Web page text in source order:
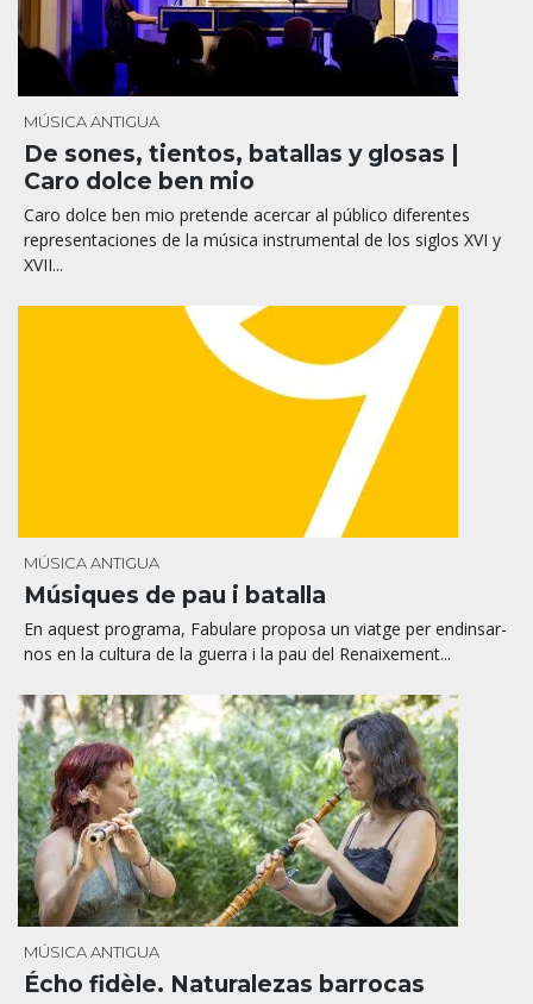
MÚSICA ANTIGUA
De sones, tientos, batallas y glosas |
Caro dolce ben mio
Caro dolce ben mio pretende acercar al público diferentes
representaciones de la música instrumental de los siglos XVI y
XVII...
MÚSICA ANTIGUA
Músiques de pau i batalla
En aquest programa, Fabulare proposa un viatge per endinsar-
nos en la cultura de la guerra i la pau del Renaixement...
MÚSICA ANTIGUA
Écho fidèle. Naturalezas barrocas